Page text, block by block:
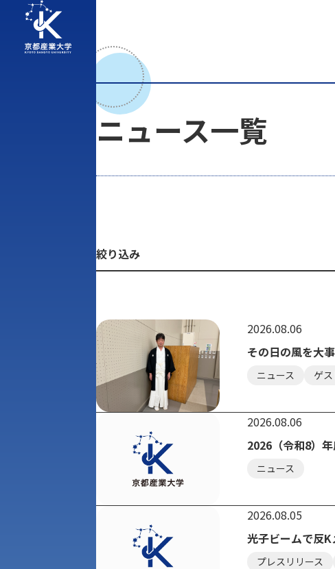
ニュース一覧
絞り込み
2026.08.06
その日の風を大
ニュース ゲ
2026.08.06
2026（令和8）
ニュース
2026.08.05
光子ビームで反
プレスリリース